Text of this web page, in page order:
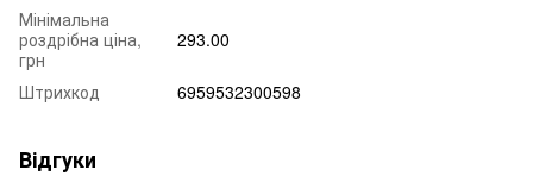
Мінімальна
роздрібна ціна,
грн
293.00
Штрихкод 6959532300598
Відгуки